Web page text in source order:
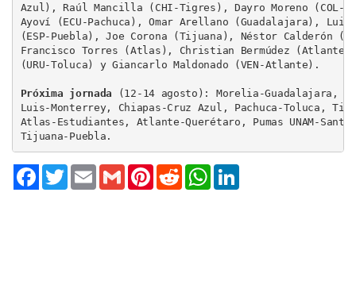
Azul), Raúl Mancilla (CHI-Tigres), Dayro Moreno (COL-
Ayoví (ECU-Pachuca), Omar Arellano (Guadalajara), Luis
(ESP-Puebla), Joe Corona (Tijuana), Néstor Calderón
Francisco Torres (Atlas), Christian Bermúdez
(URU-Toluca) y Giancarlo Maldonado (VEN-Atlante).
Próxima jornada (12-14 agosto): Morelia-Guadalajara,
Luis-Monterrey, Chiapas-Cruz Azul, Pachuca-Toluca,
Atlas-Estudiantes, Atlante-Querétaro, Pumas UNAM-
Tijuana-Puebla.
TwitterEmail Gmail PinterestReddit WhatsApp